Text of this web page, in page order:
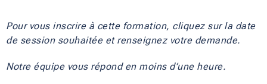
Pour vous inscrire à cette formation, cliquez sur la date
de session souhaitée et renseignez votre demande.
Notre équipe vous répond en moins d’une heure.